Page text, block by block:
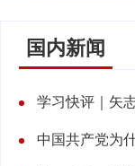
国内新闻
学习快评｜矢
中国共产党为